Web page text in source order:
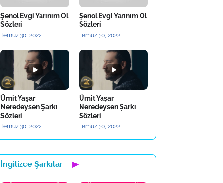
Şenol Evgi Yarınım Ol
Sözleri
Temuz 30, 2022
Şenol Evgi Yarınım Ol
Sözleri
Temuz 30, 2022
Ümit Yaşar
Neredeysen Şarkı
Sözleri
Temuz 30, 2022
Ümit Yaşar
Neredeysen Şarkı
Sözleri
Temuz 30, 2022
İngilizce Şarkılar ▶